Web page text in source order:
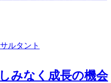
ルタント
みなく成長の機会